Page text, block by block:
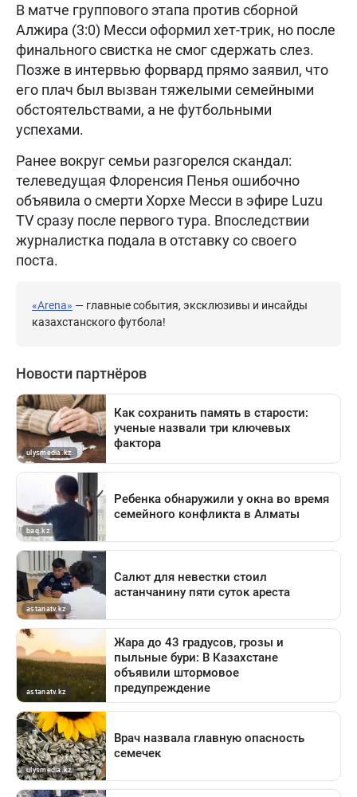
В матче группового этапа против сборной
Алжира (3:0) Месси оформил хет-трик, но после
финального свистка не смог сдержать слез.
Позже в интервью форвард прямо заявил, что
его плач был вызван тяжелыми семейными
обстоятельствами, а не футбольными
успехами.
Ранее вокруг семьи разгорелся скандал:
телеведущая Флоренсия Пенья ошибочно
объявила о смерти Хорхе Месси в эфире Luzu
TV сразу после первого тура. Впоследствии
журналистка подала в отставку со своего
поста.
«Arena» — главные события, эксклюзивы и инсайды
казахстанского футбола!